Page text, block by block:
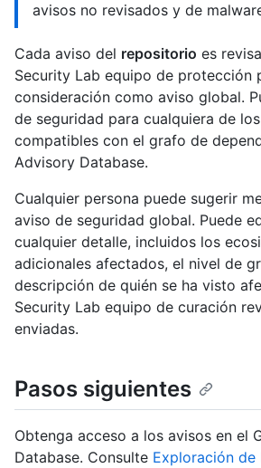
avisos no revisados y de
Cada aviso del repositorio es
Security Lab equipo de protección
consideración como aviso global.
de seguridad para cualquiera de
compatibles con el grafo de
Advisory Database.
Cualquier persona puede sugerir
aviso de seguridad global. Puede
cualquier detalle, incluidos los
adicionales afectados, el nivel de
descripción de quién se ha visto
Security Lab equipo de curación
enviadas.
Pasos siguientes
Obtenga acceso a los avisos en el
Database. Consulte Exploración de